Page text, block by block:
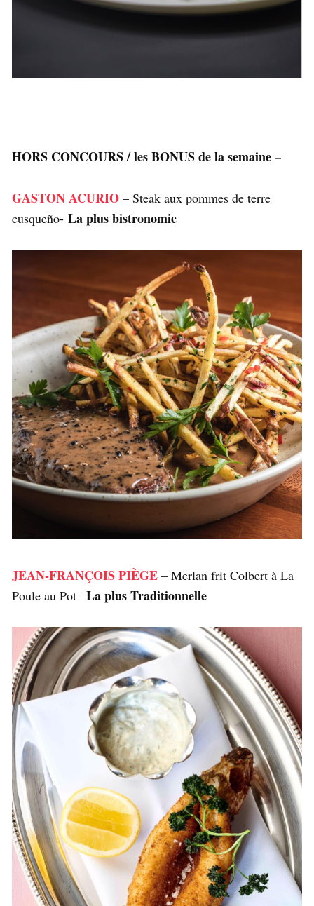
HORS CONCOURS / les BONUS de la semaine –
GASTON ACURIO – Steak aux pommes de terre
cusqueño- La plus bistronomie
JEAN-FRANÇOIS PIÈGE – Merlan frit Colbert à La
Poule au Pot –La plus Traditionnelle